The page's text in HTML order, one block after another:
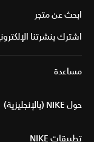
ابحث عن متجر
اشترك بنشرتنا
مساعدة
حول NIKE (بالإنجليزية)
تطبيقات NIKE